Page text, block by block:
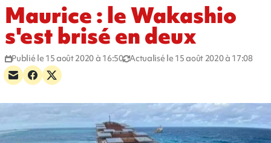
Maurice : le Wakashio
s'est brisé en deux
Publié le 15 août 2020 à 16:50 Actualisé le 15 août 2020 à 17:08